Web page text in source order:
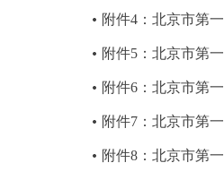
附件4：北京市第
附件5：北京市第
附件6：北京市第
附件7：北京市第
附件8：北京市第